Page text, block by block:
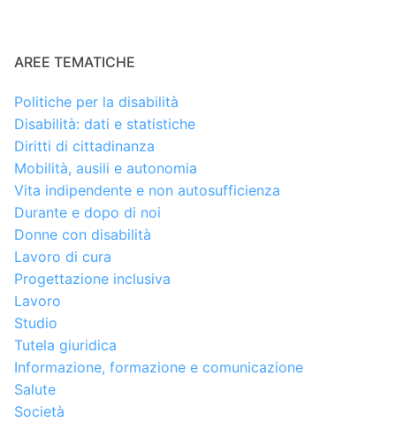
AREE TEMATICHE
Politiche per la disabilità
Disabilità: dati e statistiche
Diritti di cittadinanza
Mobilità, ausili e autonomia
Vita indipendente e non autosufficienza
Durante e dopo di noi
Donne con disabilità
Lavoro di cura
Progettazione inclusiva
Lavoro
Studio
Tutela giuridica
Informazione, formazione e comunicazione
Salute
Società